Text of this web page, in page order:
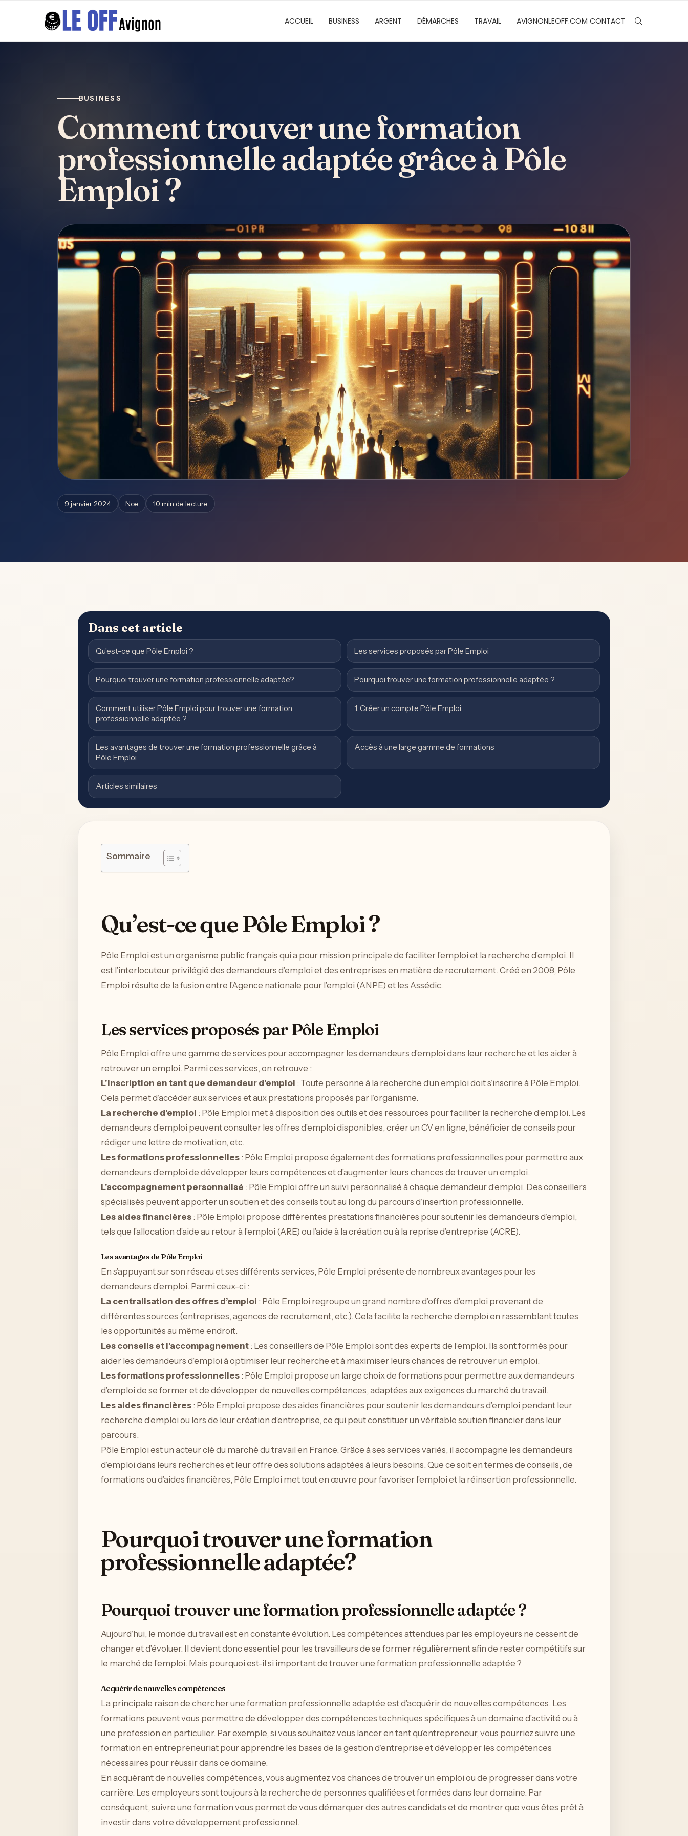
ACCUEIL BUSINESS ARGENT DÉMARCHES TRAVAIL AVIGNONLEOFF.COM CONTACT
BUSINESS
Comment trouver une formation
professionnelle adaptée grâce à Pôle
Emploi ?
9 janvier 2024 Noe 10 min de lecture
Dans cet article
Qu’est-ce que Pôle Emploi ? Les services proposés par Pôle Emploi
Pourquoi trouver une formation professionnelle adaptée? Pourquoi trouver une formation professionnelle adaptée ?
Comment utiliser Pôle Emploi pour trouver une formation
professionnelle adaptée ?
1. Créer un compte Pôle Emploi
Les avantages de trouver une formation professionnelle grâce à
Pôle Emploi
Accès à une large gamme de formations
Articles similaires
Sommaire
Qu’est-ce que Pôle Emploi ?
Pôle Emploi est un organisme public français qui a pour mission principale de faciliter l’emploi et la recherche d’emploi. Il
est l’interlocuteur privilégié des demandeurs d’emploi et des entreprises en matière de recrutement. Créé en 2008, Pôle
Emploi résulte de la fusion entre l’Agence nationale pour l’emploi (ANPE) et les Assédic.
Les services proposés par Pôle Emploi
Pôle Emploi offre une gamme de services pour accompagner les demandeurs d’emploi dans leur recherche et les aider à
retrouver un emploi. Parmi ces services, on retrouve :
L’inscription en tant que demandeur d’emploi : Toute personne à la recherche d’un emploi doit s’inscrire à Pôle Emploi.
Cela permet d’accéder aux services et aux prestations proposés par l’organisme.
La recherche d’emploi : Pôle Emploi met à disposition des outils et des ressources pour faciliter la recherche d’emploi. Les
demandeurs d’emploi peuvent consulter les offres d’emploi disponibles, créer un CV en ligne, bénéficier de conseils pour
rédiger une lettre de motivation, etc.
Les formations professionnelles : Pôle Emploi propose également des formations professionnelles pour permettre aux
demandeurs d’emploi de développer leurs compétences et d’augmenter leurs chances de trouver un emploi.
L’accompagnement personnalisé : Pôle Emploi offre un suivi personnalisé à chaque demandeur d’emploi. Des conseillers
spécialisés peuvent apporter un soutien et des conseils tout au long du parcours d’insertion professionnelle.
Les aides financières : Pôle Emploi propose différentes prestations financières pour soutenir les demandeurs d’emploi,
tels que l’allocation d’aide au retour à l’emploi (ARE) ou l’aide à la création ou à la reprise d’entreprise (ACRE).
Les avantages de Pôle Emploi
En s’appuyant sur son réseau et ses différents services, Pôle Emploi présente de nombreux avantages pour les
demandeurs d’emploi. Parmi ceux-ci :
La centralisation des offres d’emploi : Pôle Emploi regroupe un grand nombre d’offres d’emploi provenant de
différentes sources (entreprises, agences de recrutement, etc.). Cela facilite la recherche d’emploi en rassemblant toutes
les opportunités au même endroit.
Les conseils et l’accompagnement : Les conseillers de Pôle Emploi sont des experts de l’emploi. Ils sont formés pour
aider les demandeurs d’emploi à optimiser leur recherche et à maximiser leurs chances de retrouver un emploi.
Les formations professionnelles : Pôle Emploi propose un large choix de formations pour permettre aux demandeurs
d’emploi de se former et de développer de nouvelles compétences, adaptées aux exigences du marché du travail.
Les aides financières : Pôle Emploi propose des aides financières pour soutenir les demandeurs d’emploi pendant leur
recherche d’emploi ou lors de leur création d’entreprise, ce qui peut constituer un véritable soutien financier dans leur
parcours.
Pôle Emploi est un acteur clé du marché du travail en France. Grâce à ses services variés, il accompagne les demandeurs
d’emploi dans leurs recherches et leur offre des solutions adaptées à leurs besoins. Que ce soit en termes de conseils, de
formations ou d’aides financières, Pôle Emploi met tout en œuvre pour favoriser l’emploi et la réinsertion professionnelle.
Pourquoi trouver une formation
professionnelle adaptée?
Pourquoi trouver une formation professionnelle adaptée ?
Aujourd’hui, le monde du travail est en constante évolution. Les compétences attendues par les employeurs ne cessent de
changer et d’évoluer. Il devient donc essentiel pour les travailleurs de se former régulièrement afin de rester compétitifs sur
le marché de l’emploi. Mais pourquoi est-il si important de trouver une formation professionnelle adaptée ?
Acquérir de nouvelles compétences
La principale raison de chercher une formation professionnelle adaptée est d’acquérir de nouvelles compétences. Les
formations peuvent vous permettre de développer des compétences techniques spécifiques à un domaine d’activité ou à
une profession en particulier. Par exemple, si vous souhaitez vous lancer en tant qu’entrepreneur, vous pourriez suivre une
formation en entrepreneuriat pour apprendre les bases de la gestion d’entreprise et développer les compétences
nécessaires pour réussir dans ce domaine.
En acquérant de nouvelles compétences, vous augmentez vos chances de trouver un emploi ou de progresser dans votre
carrière. Les employeurs sont toujours à la recherche de personnes qualifiées et formées dans leur domaine. Par
conséquent, suivre une formation vous permet de vous démarquer des autres candidats et de montrer que vous êtes prêt à
investir dans votre développement professionnel.